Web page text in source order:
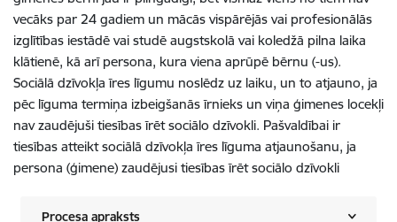
vecāks par 24 gadiem un mācās vispārējās vai profesionālās
izglītības iestādē vai studē augstskolā vai koledžā pilna laika
klātienē, kā arī persona, kura viena aprūpē bērnu (-us).
Sociālā dzīvokļa īres līgumu noslēdz uz laiku, un to atjauno, ja
pēc līguma termiņa izbeigšanās īrnieks un viņa ģimenes locekļi
nav zaudējuši tiesības īrēt sociālo dzīvokli. Pašvaldībai ir
tiesības atteikt sociālā dzīvokļa īres līguma atjaunošanu, ja
persona (ģimene) zaudējusi tiesības īrēt sociālo dzīvokli
Procesa apraksts